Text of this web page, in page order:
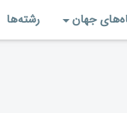
جهان رشته‌‌ها